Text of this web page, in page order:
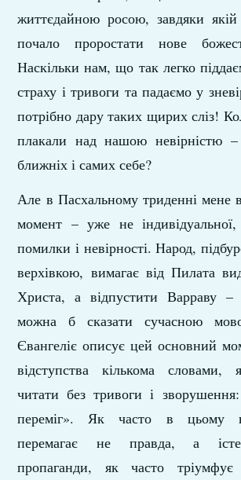
життєдайною росою, завдяки
почало проростати нове
Наскільки нам, що так легко
страху і тривоги та падаємо у
потрібно дару таких щирих сліз!
плакали над нашою невірністю
ближніх і самих себе?
Але в Пасхальному триденні мене
момент – уже не індивідуальної,
помилки і невірності. Народ,
верхівкою, вимагає від Пилата
Христа, а відпустити Варраву –
можна б сказати сучасною
Євангеліє описує цей основний
відступства кількома словами,
читати без тривоги і
переміг». Як часто в цьому
перемагає не правда, а
пропаганди, як часто